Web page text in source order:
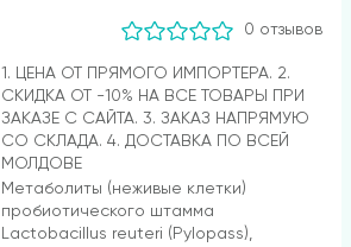
0 отзывов
1. ЦЕНА ОТ ПРЯМОГО ИМПОРТЕРА. 2.
СКИДКА ОТ -10% НА ВСЕ ТОВАРЫ ПРИ
ЗАКАЗЕ С САЙТА. 3. ЗАКАЗ НАПРЯМУЮ
СО СКЛАДА. 4. ДОСТАВКА ПО ВСЕЙ
МОЛДОВЕ
Метаболиты (неживые клетки)
пробиотического штамма
Lactobacillus reuteri (Pylopass),